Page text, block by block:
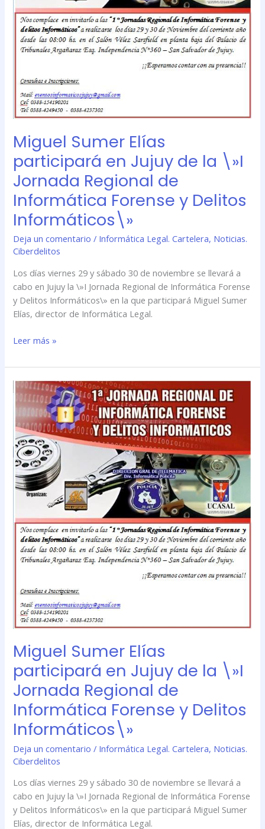
Miguel Sumer Elías
participará en Jujuy de la \»I
Jornada Regional de
Informática Forense y Delitos
Informáticos\»
Deja un comentario / Informática Legal. Cartelera, Noticias.
Ciberdelitos
Los días viernes 29 y sábado 30 de noviembre se llevará a
cabo en Jujuy la \»I Jornada Regional de Informática Forense
y Delitos Informáticos\» en la que participará Miguel Sumer
Elías, director de Informática Legal.
Regional
de
Informática
Forense
Delitos
Informáticos\»
Leer más »
Miguel Sumer Elías
participará en Jujuy de la \»I
Jornada Regional de
Informática Forense y Delitos
Informáticos\»
Deja un comentario / Informática Legal. Cartelera, Noticias.
Ciberdelitos
Los días viernes 29 y sábado 30 de noviembre se llevará a
cabo en Jujuy la \»I Jornada Regional de Informática Forense
y Delitos Informáticos\» en la que participará Miguel Sumer
Elías, director de Informática Legal.
Miguel
Sumer
Elías
participará
en
Jujuy
de
la
Regional
de
Informática
Forense
Delitos
Informáticos\»